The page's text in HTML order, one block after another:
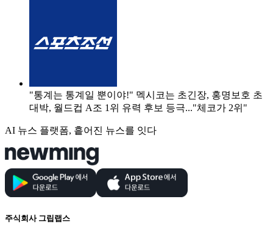
"통계는 통계일 뿐이야!" 멕시코는 초긴장, 홍명보호 초
대박, 월드컵 A조 1위 유력 후보 등극..."체코가 2위"
AI 뉴스 플랫폼, 흩어진 뉴스를 잇다
주식회사 그립랩스